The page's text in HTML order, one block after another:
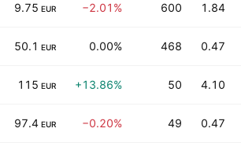
9.75 EUR −2.01% 600 1.84
50.1 EUR 0.00% 468 0.47
115 EUR +13.86% 50 4.10
97.4 EUR −0.20% 49 0.47